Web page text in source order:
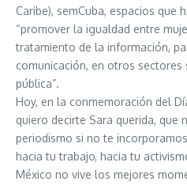
Caribe), semCuba, espacios que
“promover la igualdad entre
tratamiento de la información,
comunicación, en otros
pública”.
Hoy, en la conmemoración del
quiero decirte Sara querida, que
periodismo si no te
hacia tu trabajo, hacia tu
México no vive los mejores